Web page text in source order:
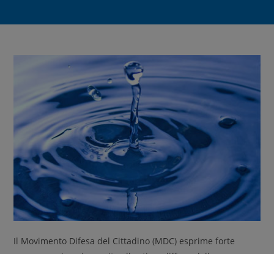
Il Movimento Difesa del Cittadino (MDC) esprime forte